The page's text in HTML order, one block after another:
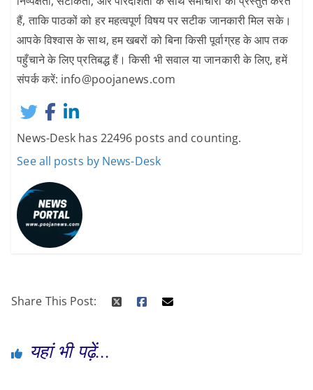
हैं, ताकि पाठकों को हर महत्वपूर्ण विषय पर सटीक जानकारी मिल सके।
आपके विश्वास के साथ, हम खबरों को बिना किसी पूर्वाग्रह के आप तक
पहुँचाने के लिए प्रतिबद्ध हैं। किसी भी सवाल या जानकारी के लिए, हमें
संपर्क करें: info@poojanews.com
News-Desk has 22496 posts and counting.
See all posts by News-Desk
Share This Post:
यहां भी पढ़ें...